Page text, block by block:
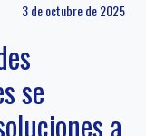
3 de octubre de 2025
se
a